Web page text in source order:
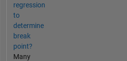
regression
to
determine
break
point?
Many